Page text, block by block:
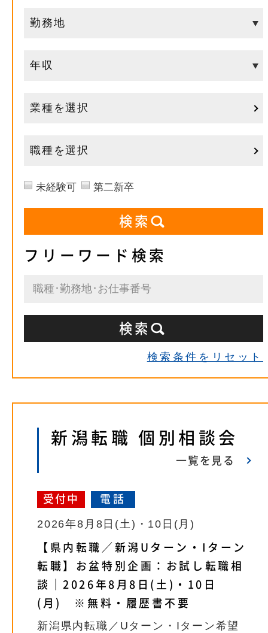
業種を選択
職種を選択
未経験可 第二新卒
フリーワード検索
検索条件をリセット
新潟転職 個別相談会
一覧を見る
受付中 電話
2026年8月8日(土)・10日(月)
【県内転職／新潟Uターン・Iターン
転職】お盆特別企画：お試し転職相
談｜2026年8月8日(土)・10日
(月) ※無料・履歴書不要
新潟県内転職／Uターン・Iターン希望